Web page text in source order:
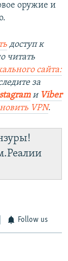
оружие и
доступ к
читать
сайта:
за
и Viber
VPN.
Follow us